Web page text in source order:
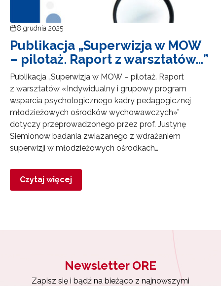
8 grudnia 2025
Publikacja „Superwizja w MOW
– pilotaż. Raport z warsztatów…”
Publikacja „Superwizja w MOW – pilotaż. Raport
z warsztatów «Indywidualny i grupowy program
wsparcia psychologicznego kadry pedagogicznej
młodzieżowych ośrodków wychowawczych»”
dotyczy przeprowadzonego przez prof. Justynę
Siemionow badania związanego z wdrażaniem
superwizji w młodzieżowych ośrodkach…
Czytaj więcej
Newsletter ORE
Zapisz się i bądź na bieżąco z najnowszymi